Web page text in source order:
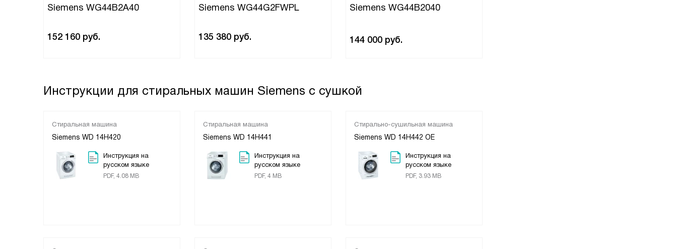
Siemens WG44B2A40
152 160 руб.
Siemens WG44G2FWPL
135 380 руб.
Siemens WG44B2040
144 000 руб.
Инструкции для стиральных машин Siemens с сушкой
Стиральная машина
Siemens WD 14H420
Инструкция на
русском языке
PDF, 4.08 MB
Стиральная машина
Siemens WD 14H441
Инструкция на
русском языке
PDF, 4 MB
Стирально-сушильная машина
Siemens WD 14H442 OE
Инструкция на
русском языке
PDF, 3.93 MB